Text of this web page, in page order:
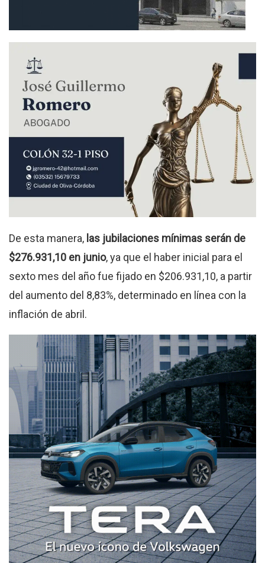
De esta manera, las jubilaciones mínimas serán de
$276.931,10 en junio, ya que el haber inicial para el
sexto mes del año fue fijado en $206.931,10, a partir
del aumento del 8,83%, determinado en línea con la
inflación de abril.